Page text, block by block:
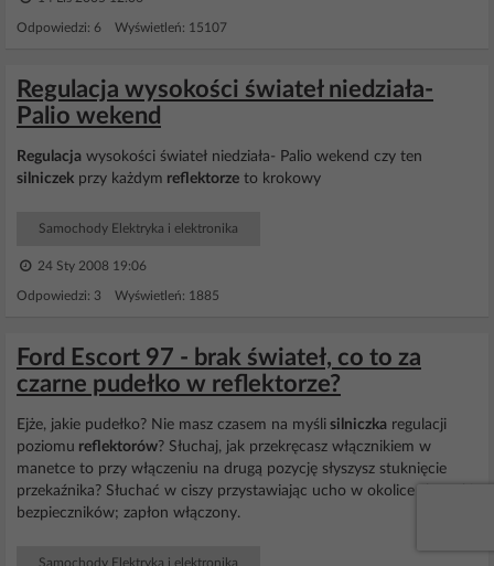
Odpowiedzi: 6 Wyświetleń: 15107
Regulacja wysokości świateł niedziała-
Palio wekend
Regulacja wysokości świateł niedziała- Palio wekend czy ten
silniczek przy każdym reflektorze to krokowy
Samochody Elektryka i elektronika
24 Sty 2008 19:06
Odpowiedzi: 3 Wyświetleń: 1885
Ford Escort 97 - brak świateł, co to za
czarne pudełko w reflektorze?
Ejże, jakie pudełko? Nie masz czasem na myśli silniczka regulacji
poziomu reflektorów? Słuchaj, jak przekręcasz włącznikiem w
manetce to przy włączeniu na drugą pozycję słyszysz stuknięcie
przekaźnika? Słuchać w ciszy przystawiając ucho w okolice skrzynki
bezpieczników; zapłon włączony.
Samochody Elektryka i elektronika